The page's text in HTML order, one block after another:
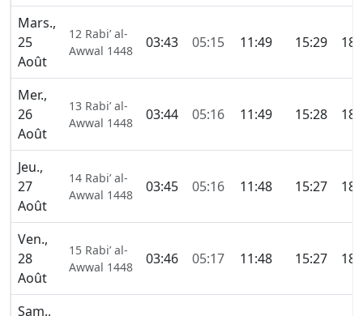
Mars.,
25
Août
12 Rabi’ al-
Awwal 1448
03:43 05:15 11:49 15:29
Mer.,
26
Août
13 Rabi’ al-
Awwal 1448
03:44 05:16 11:49 15:28
Jeu.,
27
Août
14 Rabi’ al-
Awwal 1448
03:45 05:16 11:48 15:27
Ven.,
28
Août
15 Rabi’ al-
Awwal 1448
03:46 05:17 11:48 15:27
Sam.,